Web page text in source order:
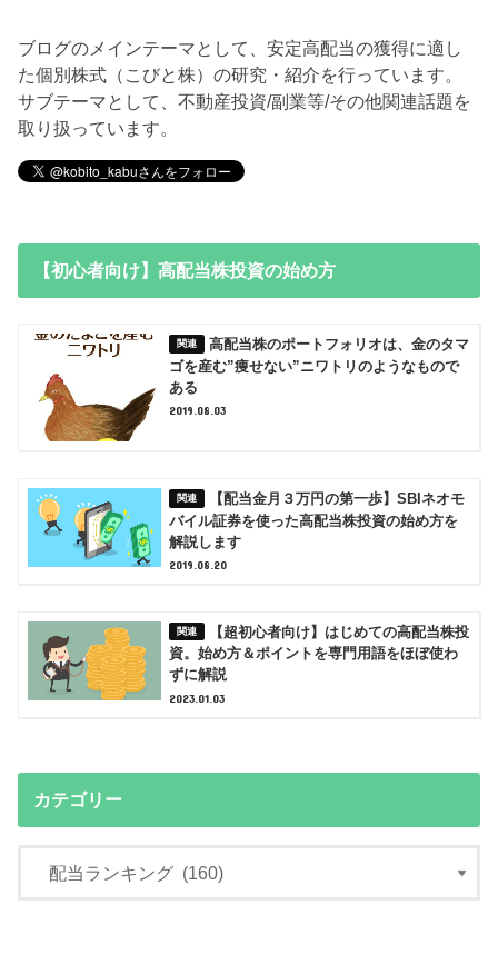
ブログのメインテーマとして、安定高配当の獲得に適し
た個別株式（こびと株）の研究・紹介を行っています。
サブテーマとして、不動産投資/副業等/その他関連話題を
取り扱っています。
【初心者向け】高配当株投資の始め方
高配当株のポートフォリオは、金のタマ
ゴを産む”痩せない”ニワトリのようなもので
ある
2019.08.03
【配当金月３万円の第一歩】SBIネオモ
バイル証券を使った高配当株投資の始め方を
解説します
2019.08.20
【超初心者向け】はじめての高配当株投
資。始め方＆ポイントを専門用語をほぼ使わ
ずに解説
2023.01.03
カテゴリー